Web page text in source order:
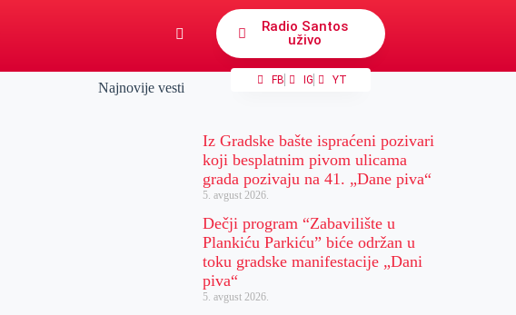
Radio Santos
uživo
FB IG YT
Najnovije vesti
Iz Gradske bašte ispraćeni pozivari
koji besplatnim pivom ulicama
grada pozivaju na 41. „Dane piva“
5. avgust 2026.
Dečji program “Zabavilište u
Plankiću Parkiću” biće održan u
toku gradske manifestacije „Dani
piva“
5. avgust 2026.